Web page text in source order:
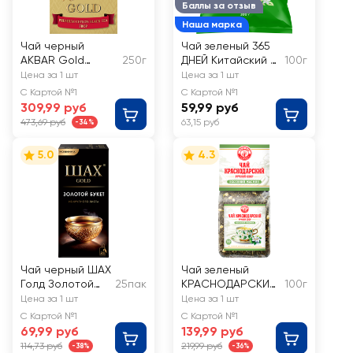
Чай черный
AKBAR Gold
цейлонский
байховый,
среднелистовой
250г
Цена за 1 шт
С Картой №1
309,99 руб
473,69 руб -34%
Баллы за отзыв
Наша марка
Чай зеленый 365
ДНЕЙ Китайский с
ароматом
жасмина
байховый
листовой
100г
Цена за 1 шт
С Картой №1
59,99 руб
63,15 руб
5.0
Чай черный ШАХ
Голд Золотой
букет, байховый
25пак
Цена за 1 шт
С Картой №1
69,99 руб
114,73 руб -38%
4.3
Чай зеленый
КРАСНОДАРСКИЙ
ГОСТ ЧАЙ РУЧНОЙ
СБОР с жасмином
байховый,
листовой
100г
Цена за 1 шт
С Картой №1
139,99 руб
219,99 руб -36%